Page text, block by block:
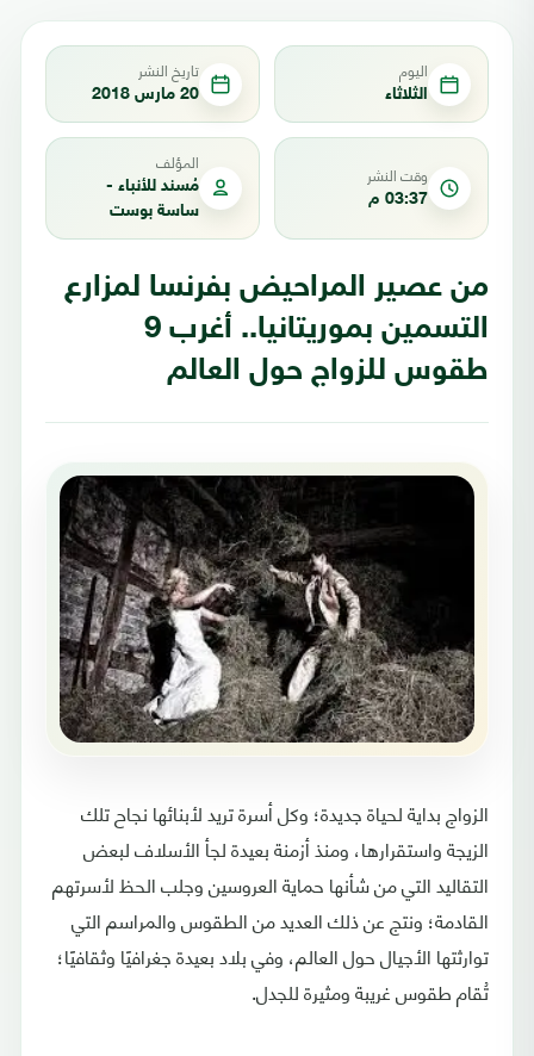
اليوم
الثلاثاء
تاريخ النشر
20 مارس 2018
وقت النشر
03:37 م
المؤلف
مُسند للأنباء -
ساسة بوست
من عصير المراحيض بفرنسا لمزارع
التسمين بموريتانيا.. أغرب 9
طقوس للزواج حول العالم
الزواج بداية لحياة جديدة؛ وكل أسرة تريد لأبنائها نجاح تلك
الزيجة واستقرارها، ومنذ أزمنة بعيدة لجأ الأسلاف لبعض
التقاليد التي من شأنها حماية العروسين وجلب الحظ لأسرتهم
القادمة؛ ونتج عن ذلك العديد من الطقوس والمراسم التي
توارثتها الأجيال حول العالم، وفي بلاد بعيدة جغرافيًا وثقافيًا؛
تُقام طقوس غريبة ومثيرة للجدل.